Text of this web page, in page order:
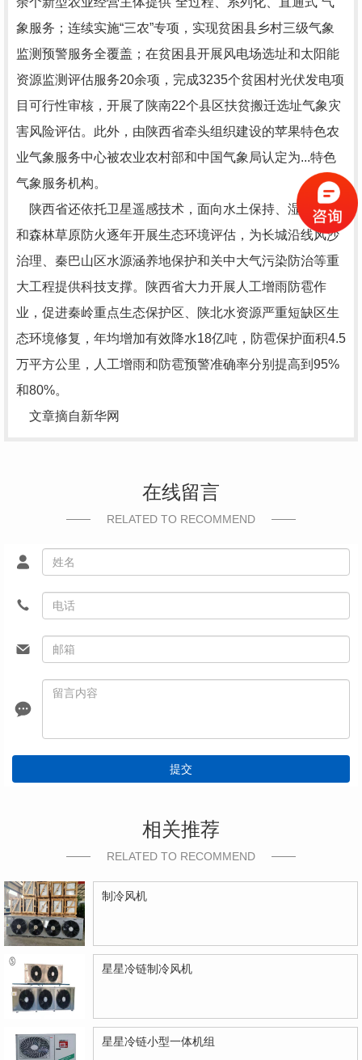
象服务；连续实施“三农”专项，实现贫困县乡村三级气象
监测预警服务全覆盖；在贫困县开展风电场选址和太阳能
资源监测评估服务20余项，完成3235个贫困村光伏发电项
目可行性审核，开展了陕南22个县区扶贫搬迁选址气象灾
害风险评估。此外，由陕西省牵头组织建设的苹果特色农
业气象服务中心被农业农村部和中国气象局认定为...特色
气象服务机构。
陕西省还依托卫星遥感技术，面向水土保持、湿地保护
和森林草原防火逐年开展生态环境评估，为长城沿线风沙
治理、秦巴山区水源涵养地保护和关中大气污染防治等重
大工程提供科技支撑。陕西省大力开展人工增雨防雹作
业，促进秦岭重点生态保护区、陕北水资源严重短缺区生
态环境修复，年均增加有效降水18亿吨，防雹保护面积4.5
万平方公里，人工增雨和防雹预警准确率分别提高到95%
和80%。
文章摘自新华网
在线留言
RELATED TO RECOMMEND
提交
相关推荐
RELATED TO RECOMMEND
制冷风机
星星冷链制冷风机
星星冷链小型一体机组